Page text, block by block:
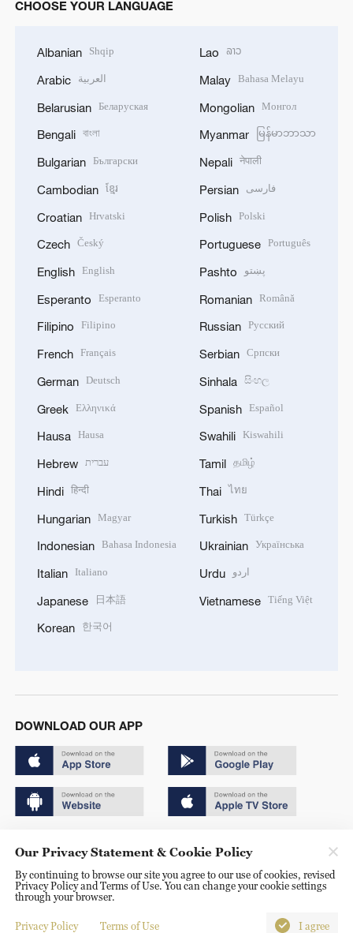
CHOOSE YOUR LANGUAGE
Albanian Shqip
Arabic العربية
Belarusian Беларуская
Bengali বাংলা
Bulgarian Български
Cambodian ខ្មែរ
Croatian Hrvatski
Czech Český
English English
Esperanto Esperanto
Filipino Filipino
French Français
German Deutsch
Greek Ελληνικά
Hausa Hausa
Hebrew עברית
Hindi हिन्दी
Hungarian Magyar
Indonesian Bahasa Indonesia
Italian Italiano
Japanese 日本語
Korean 한국어
Lao ລາວ
Malay Bahasa Melayu
Mongolian Монгол
Myanmar မြန်မာဘာသာ
Nepali नेपाली
Persian فارسی
Polish Polski
Portuguese Português
Pashto پښتو
Romanian Română
Russian Русский
Serbian Српски
Sinhala සිංහල
Spanish Español
Swahili Kiswahili
Tamil தமிழ்
Thai ไทย
Turkish Türkçe
Ukrainian Українська
Urdu اردو
Vietnamese Tiếng Việt
DOWNLOAD OUR APP
京ICP备20000184号
京公网安备 11010502050052号
Disinformation report hotline: 010-85061466
Our Privacy Statement & Cookie Policy
By continuing to browse our site you agree to our use of cookies, revised
Privacy Policy and Terms of Use. You can change your cookie settings
through your browser.
Privacy Policy Terms of Use I agree